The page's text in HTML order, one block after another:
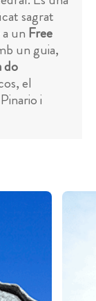
sagrat
un Free
un guia,
do
el
i